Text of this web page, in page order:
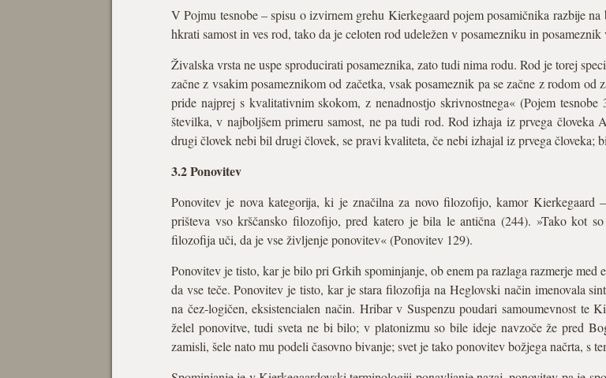
V Pojmu tesnobe – spisu o izvirnem grehu Kierkegaard pojem posamičnika razbije
hkrati samost in ves rod, tako da je celoten rod udeležen v posamezniku in
Živalska vrsta ne uspe sproducirati posameznika, zato tudi nima rodu. Rod je torej
začne z vsakim posameznikom od začetka, vsak posameznik pa se začne z rodom
pride najprej s kvalitativnim skokom, z nenadnostjo skrivnostnega« (Pojem
številka, v najboljšem primeru samost, ne pa tudi rod. Rod izhaja iz prvega človeka
drugi človek nebi bil drugi človek, se pravi kvaliteta, če nebi izhajal iz prvega človeka;
3.2 Ponovitev
Ponovitev je nova kategorija, ki je značilna za novo filozofijo, kamor Kierkegaard
prišteva vso krščansko filozofijo, pred katero je bila le antična (244). »Tako kot
filozofija uči, da je vse življenje ponovitev« (Ponovitev 129).
Ponovitev je tisto, kar je bilo pri Grkih spominjanje, ob enem pa razlaga razmerje
da vse teče. Ponovitev je tisto, kar je stara filozofija na Heglovski način imenovala
na čez-logičen, eksistencialen način. Hribar v Suspenzu poudari samoumevnost te
želel ponovitve, tudi sveta ne bi bilo; v platonizmu so bile ideje navzoče že pred
zamisli, šele nato mu podeli časovno bivanje; svet je tako ponovitev božjega načrta, s